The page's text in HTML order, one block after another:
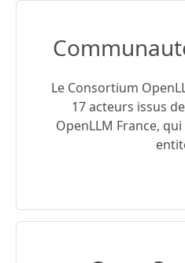
Le Consortium
17 acteurs issus
OpenLLM France,